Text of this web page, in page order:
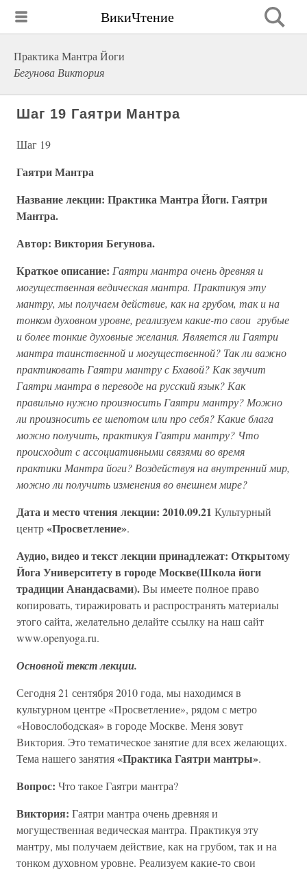
ВикиЧтение
Практика Мантра Йоги
Бегунова Виктория
Шаг 19 Гаятри Мантра
Шаг 19
Гаятри Мантра
Название лекции: Практика Мантра Йоги. Гаятри
Мантра.
Автор: Виктория Бегунова.
Краткое описание: Гаятри мантра очень древняя и
могущественная ведическая мантра. Практикуя эту
мантру, мы получаем действие, как на грубом, так и на
тонком духовном уровне, реализуем какие-то свои грубые
и более тонкие духовные желания. Является ли Гаятри
мантра таинственной и могущественной? Так ли важно
практиковать Гаятри мантру с Бхавой? Как звучит
Гаятри мантра в переводе на русский язык? Как
правильно нужно произносить Гаятри мантру? Можно
ли произносить ее шепотом или про себя? Какие блага
можно получить, практикуя Гаятри мантру? Что
происходит с ассоциативными связями во время
практики Мантра йоги? Воздействуя на внутренний мир,
можно ли получить изменения во внешнем мире?
Дата и место чтения лекции: 2010.09.21 Культурный
центр«Просветление».
Аудио, видео и текст лекции принадлежат: Открытому
Йога Университету в городе Москве(Школа йоги
традиции Анандасвами).Вы имеете полное право
копировать, тиражировать и распространять материалы
этого сайта, желательно делайте ссылку на наш сайт
www.openyoga.ru.
Основной текст лекции.
Сегодня 21 сентября 2010 года, мы находимся в
культурном центре «Просветление», рядом с метро
«Новослободская» в городе Москве. Меня зовут
Виктория. Это тематическое занятие для всех желающих.
Тема нашего занятия«Практика Гаятри мантры».
Вопрос: Что такое Гаятри мантра?
Виктория: Гаятри мантра очень древняя и
могущественная ведическая мантра. Практикуя эту
мантру, мы получаем действие, как на грубом, так и на
тонком духовном уровне. Реализуем какие-то свои